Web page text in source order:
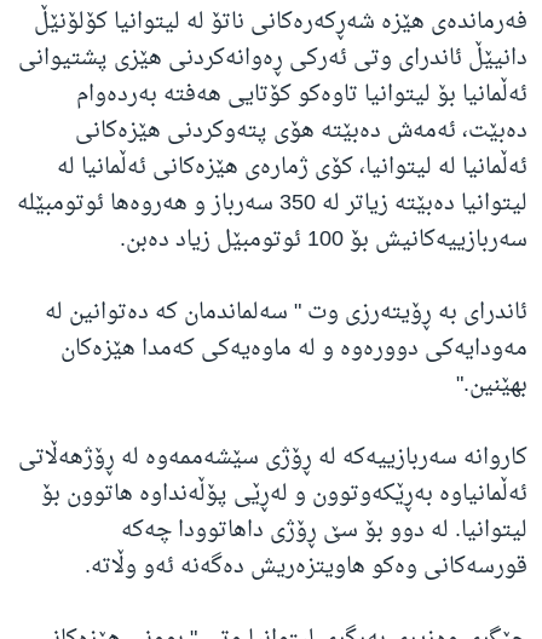
فەرماندەی هێزە شەڕکەرەکانی ناتۆ لە لیتوانیا کۆلۆنێڵ
دانیێڵ ئاندرای وتی ئەرکی ڕەوانەکردنی هێزی پشتیوانی
ئەڵمانیا بۆ لیتوانیا تاوەکو کۆتایی هەفتە بەردەوام
دەبێت، ئەمەش دەبێتە هۆی پتەوکردنی هێزەکانی
ئەڵمانیا لە لیتوانیا، کۆی ژمارەی هێزەکانی ئەڵمانیا لە
لیتوانیا دەبێتە زیاتر لە 350 سەرباز و هەروەها ئوتومبێلە
سەربازییەکانیش بۆ 100 ئوتومبێل زیاد دەبن.
ئاندرای بە ڕۆیتەرزی وت " سەلماندمان کە دەتوانین لە
مەودایەکی دوورەوە و لە ماوەیەکی کەمدا هێزەکان
بهێنین."
کاروانە سەربازییەکە لە ڕۆژی سێشەممەوە لە ڕۆژهەڵاتی
ئەڵمانیاوە بەڕێکەوتوون و لەڕێی پۆڵەنداوە هاتوون بۆ
لیتوانیا. لە دوو بۆ سێ ڕۆژی داهاتوودا چەکە
قورسەکانی وەکو هاویتزەریش دەگەنە ئەو وڵاتە.